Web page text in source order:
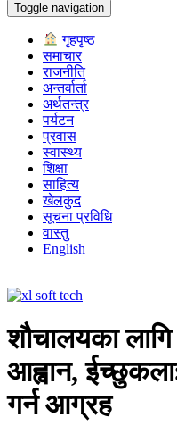
Toggle navigation
गृहपृष्ठ
समाचार
राजनीति
अन्तर्वार्ता
अर्थतन्त्र
पर्यटन
प्रवास
स्वास्थ्य
शिक्षा
साहित्य
खेलकुद
सूचना प्रविधि
वास्तु
English
शौचालयका
आह्वान,
गर्न आग्रह